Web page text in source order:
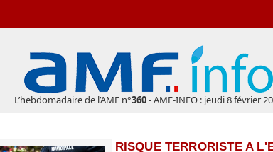
L’hebdomadaire de l’AMF n°360- AMF-INFO : jeudi 8 février
RISQUE TERRORISTE A